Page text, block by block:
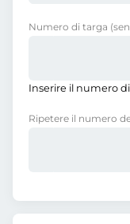
Numero di targa
Inserire il numero
Ripetere il numero